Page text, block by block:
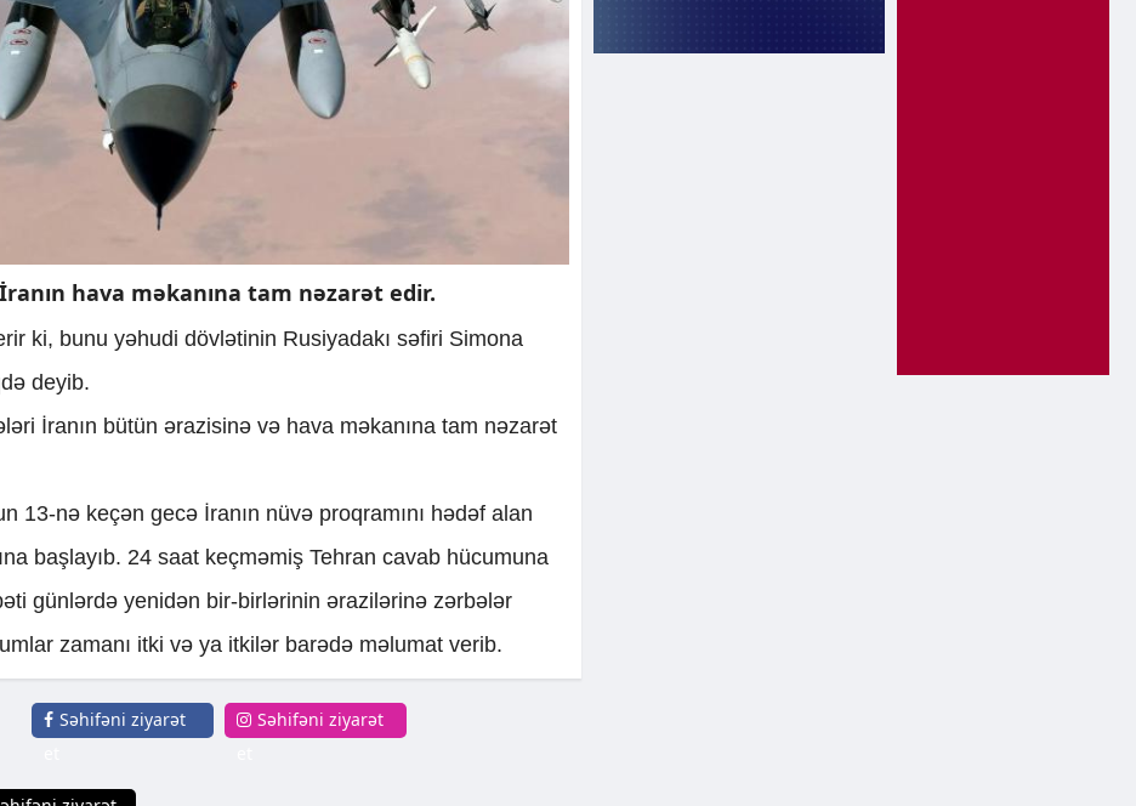
hava məkanına tam nəzarət edir.
ki, bunu yəhudi dövlətinin Rusiyadakı səfiri Simona
deyib.
İranın bütün ərazisinə və hava məkanına tam nəzarət
13-nə keçən gecə İranın nüvə proqramını hədəf alan
başlayıb. 24 saat keçməmiş Tehran cavab hücumuna
günlərdə yenidən bir-birlərinin ərazilərinə zərbələr
zamanı itki və ya itkilər barədə məlumat verib.
Səhifəni ziyarət
Səhifəni ziyarət